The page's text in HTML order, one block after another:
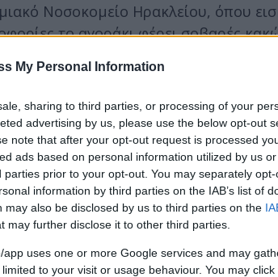
My Personal Information
sharing to third parties, or processing of your
advertising by us, please use the below opt-out
note that after your opt-out request is processed
ads based on personal information utilized by us
parties prior to your opt-out. You may separately
information by third parties on the IAB’s list of
may also be disclosed by us to third parties on the
may further disclose it to other third parties.
uses one or more Google services and may
to your visit or usage behaviour. You may
Νοσοκομείο Ηρακλείου, όπου
το αγοράκι φέρει σοβαρές